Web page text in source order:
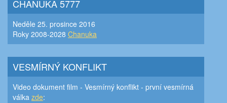
CHANUKA 5777
Neděle 25. prosince 2016
Roky 2008-2028 Chanuka
VESMÍRNÝ KONFLIKT
Video dokument film - Vesmírný konflikt - první vesmírná
válka zde: